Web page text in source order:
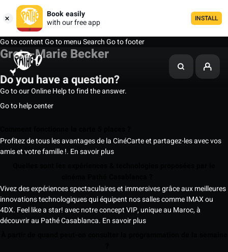
Book easily
with our free app
INSTALL
Go to contentGo to menuSearchGo to footer
Greta-Marie Becker
Do you have a question?
Go to our Online Help to find the answer.
Go to help center
Profitez de tous les avantages de la CinéCarte et partagez-les avec vos
amis et votre famille !. En savoir plus
Vivez des expériences spectaculaires et immersives grâce aux meilleures
innovations technologiques qui équipent nos salles comme IMAX ou
4DX. Feel like a star! avec notre concept VIP, unique au Maroc, à
découvrir au Pathé Casablanca. En savoir plus